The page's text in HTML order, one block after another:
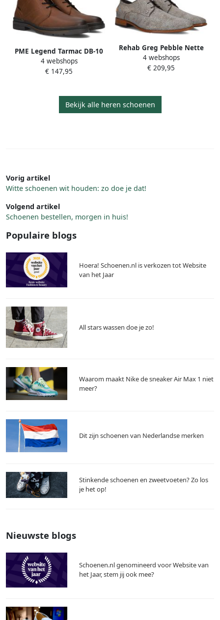
PME Legend Tarmac DB-10
cognac herenboots voor
steunzolen
4 webshops
€ 147,95
Rehab Greg Pebble Nette
schoenen Veterschoenen
Heren Multi
4 webshops
€ 209,95
Bekijk alle heren schoenen
Vorig artikel
Witte schoenen wit houden: zo doe je dat!
Volgend artikel
Schoenen bestellen, morgen in huis!
Populaire blogs
Hoera! Schoenen.nl is verkozen tot Website
van het Jaar
All stars wassen doe je zo!
Waarom maakt Nike de sneaker Air Max 1 niet
meer?
Dit zijn schoenen van Nederlandse merken
Stinkende schoenen en zweetvoeten? Zo los
je het op!
Nieuwste blogs
Schoenen.nl genomineerd voor Website van
het Jaar, stem jij ook mee?